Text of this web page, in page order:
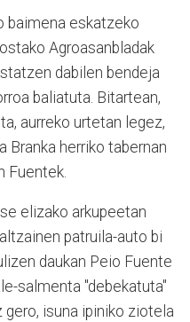
baimena eskatzeko
Agroasanbladak
dabilen bendeja
baliatuta. Bitartean,
aurreko urtetan legez,
Branka herriko tabernan
Fuentek.
elizako arkupeetan
patruila-auto bi
daukan Peio Fuente
salmenta "debekatuta"
isuna ipiniko ziotela